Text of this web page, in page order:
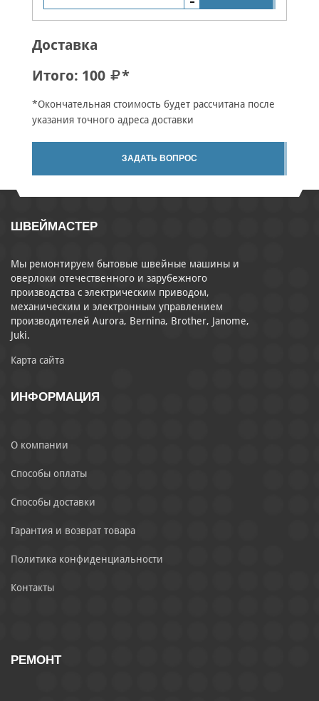
Доставка
Итого: 100 *
*Окончательная стоимость будет рассчитана после
указания точного адреса доставки
ЗАДАТЬ ВОПРОС
ШВЕЙМАСТЕР
Мы ремонтируем бытовые швейные машины и
оверлоки отечественного и зарубежного
производства с электрическим приводом,
механическим и электронным управлением
производителей Aurora, Bernina, Brother, Janome,
Juki.
Карта сайта
ИНФОРМАЦИЯ
О компании
Способы оплаты
Способы доставки
Гарантия и возврат товара
Политика конфиденциальности
Контакты
РЕМОНТ